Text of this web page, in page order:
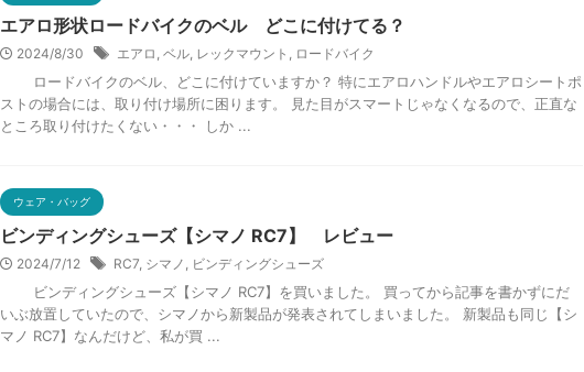
エアロ形状ロードバイクのベル どこに付けてる？
2024/8/30 エアロ , ベル, レックマウント , ロードバイク
ロードバイクのベル、どこに付けていますか？ 特にエアロハンドルやエアロシートポ
ストの場合には、取り付け場所に困ります。 見た目がスマートじゃなくなるので、正直な
ところ取り付けたくない・・・ しか ...
ウェア・バッグ
ビンディングシューズ【シマノ RC7】 レビュー
2024/7/12 RC7, シマノ , ビンディングシューズ
ビンディングシューズ【シマノ RC7】を買いました。 買ってから記事を書かずにだ
いぶ放置していたので、シマノから新製品が発表されてしまいました。 新製品も同じ【シ
マノ RC7】なんだけど、私が買 ...